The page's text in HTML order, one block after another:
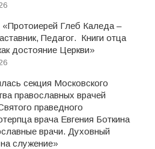
«Протоиерей Глеб Каледа –
Педагог. Книги отца
достояние Церкви»
секция Московского
православных врачей
праведного
врача Евгения Боткина
врачи. Духовный
служение»